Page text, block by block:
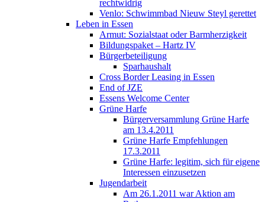
rechtwidrig
Venlo: Schwimmbad Nieuw Steyl gerettet
Leben in Essen
Armut: Sozialstaat oder Barmherzigkeit
Bildungspaket – Hartz IV
Bürgerbeteiligung
Sparhaushalt
Cross Border Leasing in Essen
End of JZE
Essens Welcome Center
Grüne Harfe
Bürgerversammlung Grüne Harfe
am 13.4.2011
Grüne Harfe Empfehlungen
17.3.2011
Grüne Harfe: legitim, sich für eigene
Interessen einzusetzen
Jugendarbeit
Am 26.1.2011 war Aktion am